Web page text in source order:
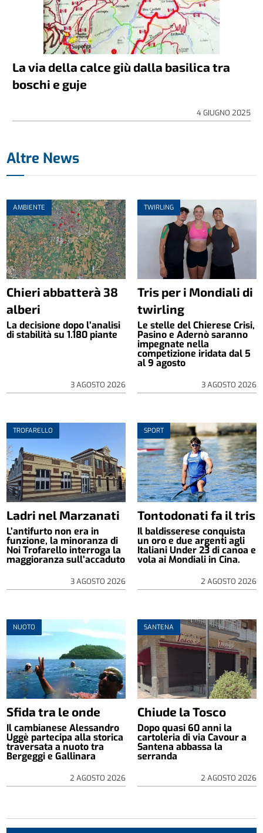
La via della calce giù dalla basilica tra
boschi e guje
4 GIUGNO 2025
Altre News
AMBIENTE
Chieri abbatterà 38
alberi
La decisione dopo l’analisi
di stabilità su 1.180 piante
3 AGOSTO 2026
TWIRLING
Tris per i Mondiali di
twirling
Le stelle del Chierese Crisi,
Pasino e Adernò saranno
impegnate nella
competizione iridata dal 5
al 9 agosto
3 AGOSTO 2026
TROFARELLO
Ladri nel Marzanati
L’antifurto non era in
funzione, la minoranza di
Noi Trofarello interroga la
maggioranza sull’accaduto
3 AGOSTO 2026
SPORT
Tontodonati fa il tris
Il baldisserese conquista
un oro e due argenti agli
Italiani Under 23 di canoa e
vola ai Mondiali in Cina.
2 AGOSTO 2026
NUOTO
Sfida tra le onde
Il cambianese Alessandro
Uggè partecipa alla storica
traversata a nuoto tra
Bergeggi e Gallinara
2 AGOSTO 2026
SANTENA
Chiude la Tosco
Dopo quasi 60 anni la
cartoleria di via Cavour a
Santena abbassa la
serranda
2 AGOSTO 2026